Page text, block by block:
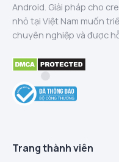
Android. Giải pháp cho
nhỏ tại Việt Nam muốn
chuyên nghiệp và được
Trang thành viên